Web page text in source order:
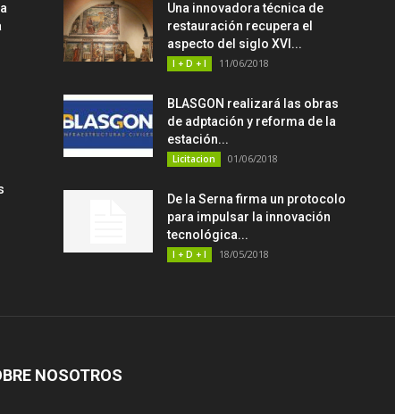
Una innovadora técnica de
restauración recupera el
aspecto del siglo XVI...
I + D + I 11/06/2018
BLASGON realizará las obras
de adptación y reforma de la
estación...
Licitacion 01/06/2018
De la Serna firma un protocolo
para impulsar la innovación
tecnológica...
I + D + I 18/05/2018
NOSOTROS